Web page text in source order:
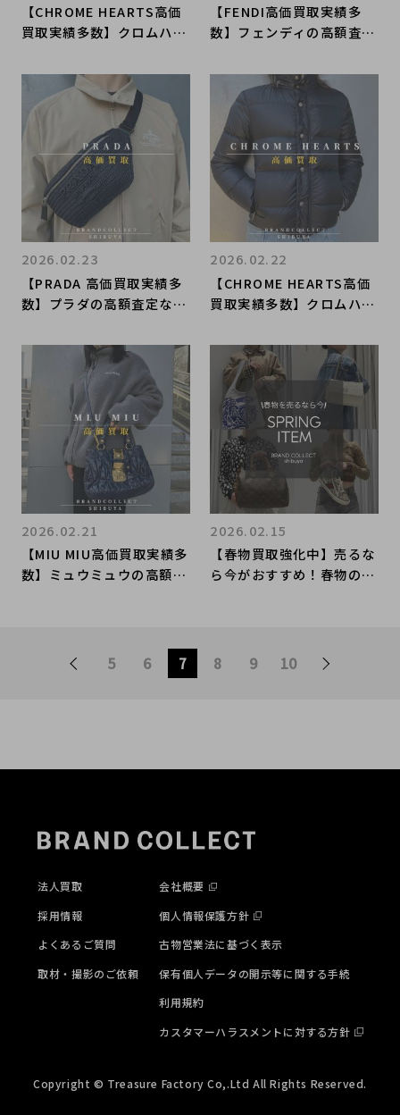
【CHROME HEARTS高価
買取実績多数】クロムハー
ドコレクト渋谷店へ 新
宿/目黒/代々木/恵比寿/代
官山などでご売却を検討中
の方にお勧めです！
【FENDI高価買取実績多
数】フェンディの高額査定
谷店へ 新宿/目黒/代々
木/恵比寿/代官山などでご
売却を検討中の方にお勧め
です！
【PRADA 高価買取実績多
数】プラダの高額査定なら
へ 新宿/目黒/代々木/恵
比寿/代官山などでご売却
を検討中の方にお勧めで
す！
2026.02.23
【CHROME HEARTS高価
買取実績多数】クロムハー
ドコレクト渋谷店へ 新
宿/目黒/代々木/恵比寿/代
官山などでご売却を検討中
の方にお勧めです！
2026.02.22
【MIU MIU高価買取実績多
数】ミュウミュウの高額査
売却を検討中の方にお勧め
2026.02.21
【春物買取強化中】売るな
ら今がおすすめ！春物のお
2026.02.15
5 6 7 8 9 10
法人買取
採用情報
よくあるご質問
取材・撮影のご依頼
会社概要
個人情報保護方針
古物営業法に基づく表示
保有個人データの開示等に関する手続
利用規約
カスタマーハラスメントに対する方針
Copyright © Treasure Factory Co,.Ltd All Rights Reserved.